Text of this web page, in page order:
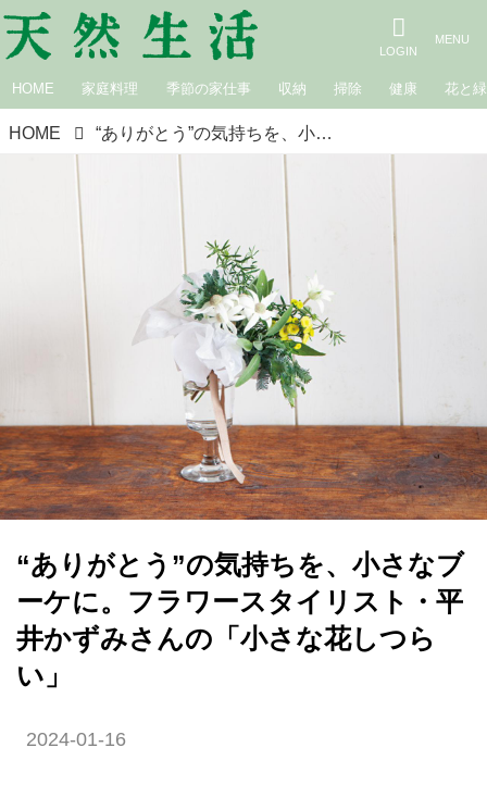
HOME 家庭料理 季節の家仕事 収納 掃除 健康 花と緑
HOME “ありがとう”の気持ちを、小さなブーケに。フラワースタイリスト・平井かずみさんの「小さな花しつらい」
“ありがとう”の気持ちを、小さなブ
ーケに。フラワースタイリスト・平
井かずみさんの「小さな花しつら
い」
2024-01-16